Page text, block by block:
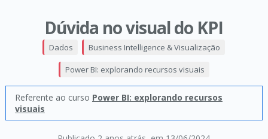
Dúvida no visual do KPI
Dados Business Intelligence & Visualização
Power BI: explorando recursos visuais
Referente ao curso Power BI: explorando recursos
visuais